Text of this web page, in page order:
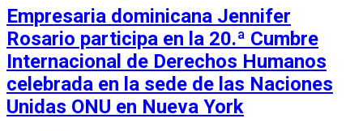
Empresaria dominicana Jennifer
Rosario participa en la 20.ª Cumbre
Internacional de Derechos Humanos
celebrada en la sede de las Naciones
Unidas ONU en Nueva York